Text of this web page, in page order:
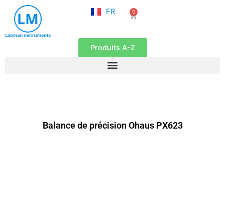
contenu
FR
EN
0
Panier
Produits A-Z
Balance de précision Ohaus PX623